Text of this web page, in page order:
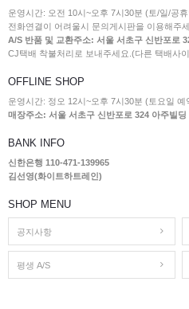
운영시간: 오전 10시~오후 7시30분 (토/일/공
전화연결이 어려울시 문의게시판을 이용해주세
A/S 반품 및 교환주소: 서울 서초구 신반포로
CJ택배 착불처리로 보내주세요.(다른 택배사
OFFLINE SHOP
운영시간: 정오 12시~오후 7시30분 (토요일
매장주소: 서울 서초구 신반포로 324 아주빌
BANK INFO
신한은행 110-471-139965
김선영(화이트하트레인)
SHOP MENU
공지사항
평생 A/S